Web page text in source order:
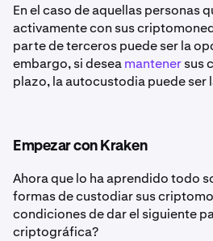
En el caso de aquellas personas
activamente con sus
parte de terceros puede ser la
embargo, si deseamantenersus
plazo, la autocustodia puede ser
Empezar con Kraken
Ahora que lo ha aprendido todo
formas de custodiar sus
condiciones de dar el siguiente
criptográfica?